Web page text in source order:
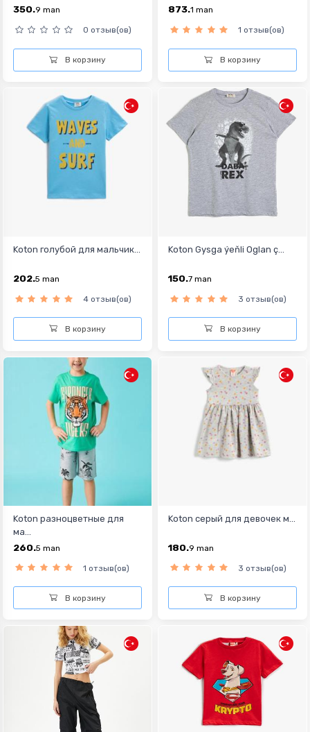
350.9 man
0 отзыв(ов)
В корзину
873.1 man
1 отзыв(ов)
В корзину
Koton голубой для мальчик...
202.5 man
4 отзыв(ов)
В корзину
Koton Gysga ýeňli Oglan ç...
150.7 man
3 отзыв(ов)
В корзину
Koton разноцветные для
ма...
260.5 man
1 отзыв(ов)
В корзину
Koton серый для девочек м...
180.9 man
3 отзыв(ов)
В корзину